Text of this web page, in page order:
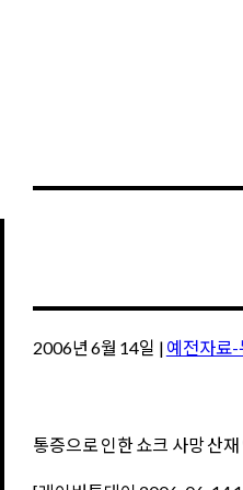
2006년 6월 14일 | 예전자료-
통증으로 인한 쇼크 사망 산재